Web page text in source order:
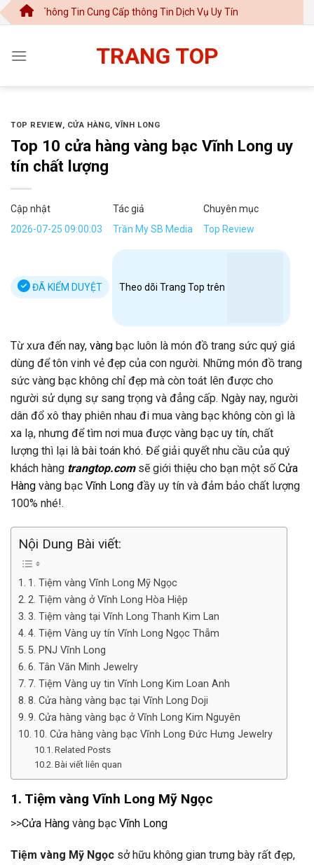
Chuyển
đến
dung
Tin Cung Cấp thông Tin Dịch Vụ Uy Tín
TRANG TOP
TOP REVIEW, CỬA HÀNG,VĨNH LONG
Top 10 cửa hàng vàng bạc Vĩnh Long uy
tín chất lượng
Cập nhật
2026-07-25 09:00:03
Tác giả
Trần My SB Media
Chuyên mục
Top Review
ĐÃ KIỂM DUYỆT Theo dõi Trang Top trên
Từ xưa đến nay, vàng bạc luôn là món đồ trang sức quý giá
dùng để tôn vinh vẻ đẹp của con người. Những món đồ trang
sức vàng bạc không chỉ đẹp mà còn toát lên được cho
người sử dụng sự sang trọng và đẳng cấp. Ngày nay, người
dân đổ xô thay phiên nhau đi mua vàng bạc không còn gì là
xa lạ, nhưng để tìm nơi mua được vàng bạc uy tín, chất
lượng thì lại là bài toán khó. Để giải quyết nhu cầu của quý
khách hàng trangtop.comsẽ giới thiệu cho bạn một số Cửa
Hàng vàng bạc Vĩnh Long đầy uy tín và đảm bảo chất lượng
100% nhé!.
Nội Dung Bài viết:
1. Tiệm vàng Vĩnh Long Mỹ Ngọc
2. Tiệm vàng ở Vĩnh Long Hòa Hiệp
3. Tiệm vàng tại Vĩnh Long Thanh Kim Lan
4. Tiệm Vàng uy tín Vĩnh Long Ngọc Thẫm
5. PNJ Vĩnh Long
6. Tân Văn Minh Jewelry
7. Tiệm Vàng uy tin Vĩnh Long Kim Loan Anh
8. Cửa hàng vàng bạc tại Vĩnh Long Doji
9. Cửa hàng vàng bạc ở Vĩnh Long Kim Nguyên
10. Cửa hàng vàng bạc Vĩnh Long Đức Hưng Jewelry
Related Posts
Bài viết liên quan
1. Tiệm vàng Vĩnh Long Mỹ Ngọc
>>Cửa Hàng vàng bạc Vĩnh Long
Tiệm vàng Mỹ Ngọc sở hữu không gian trưng bày rất đẹp,